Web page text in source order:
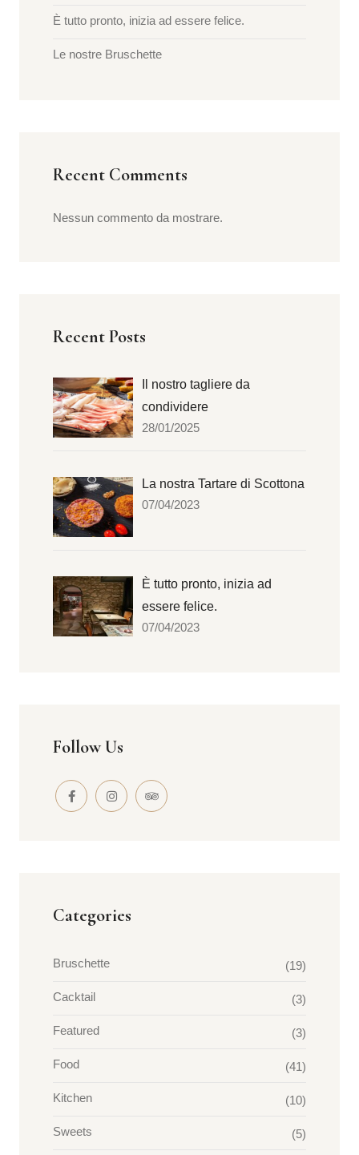
È tutto pronto, inizia ad essere felice.
Le nostre Bruschette
Recent Comments
Nessun commento da mostrare.
Recent Posts
Il nostro tagliere da
condividere
28/01/2025
La nostra Tartare di Scottona
07/04/2023
È tutto pronto, inizia ad
essere felice.
07/04/2023
Follow Us
Categories
Bruschette (19)
Cacktail (3)
Featured (3)
Food (41)
Kitchen (10)
Sweets (5)